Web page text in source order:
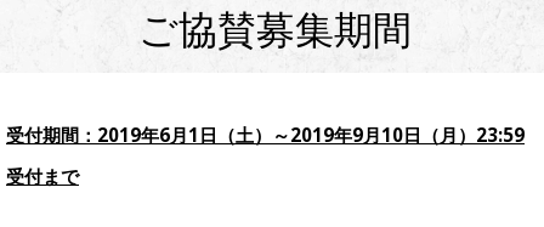
ご協賛募集期間
受付期間：2019年6月1日（土）～2019年9月10日（月）23:59
受付まで